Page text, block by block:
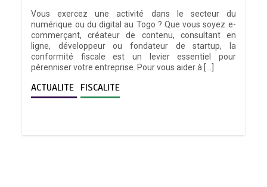
Vous exercez une activité dans le secteur du
numérique ou du digital au Togo ? Que vous soyez e-
commerçant, créateur de contenu, consultant en
ligne, développeur ou fondateur de startup, la
conformité fiscale est un levier essentiel pour
pérenniser votre entreprise. Pour vous aider à […]
ACTUALITE FISCALITE
TOGO : Sauver la mère devient un
indicateur de civilisation
4 minutes